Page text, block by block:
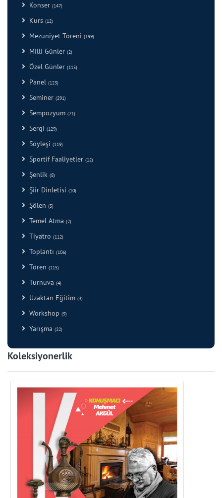
Konser (147)
Kurs (12)
Mezuniyet Töreni (199)
Milli Günler (2)
Özel Günler (115)
Panel (123)
Seminer (291)
Sempozyum (71)
Sergi (129)
Söyleşi (119)
Sportif Faaliyetler (12)
Şenlik (8)
Şiir Dinletisi (10)
Şölen (5)
Temel Atma (2)
Tiyatro (112)
Toplantı (106)
Tören (115)
Turnuva (4)
Uzaktan Eğitim (3)
Workshop (9)
Yarışma (22)
Koleksiyonerlik